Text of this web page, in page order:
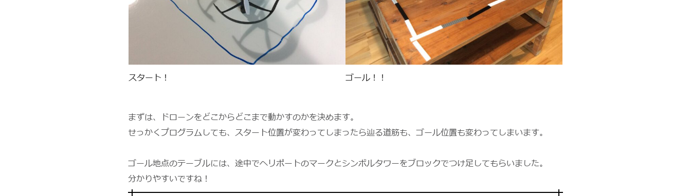
スタート！ ゴール！！
まずは、ドローンをどこからどこまで動かすのかを決めます。
せっかくプログラムしても、スタート位置が変わってしまったら辿る道筋も、ゴール位置も変わってしまいます。
ゴール地点のテーブルには、途中でヘリポートのマークとシンボルタワーをブロックでつけ足してもらいました。
分かりやすいですね！